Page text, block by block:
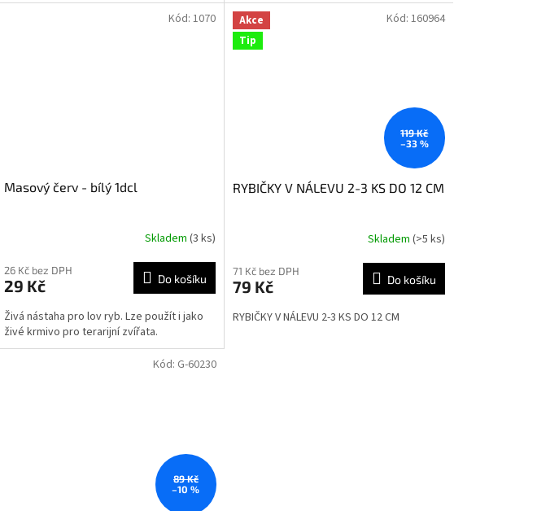
Masový červ - bílý 1dcl
produktu
je
z
5
hvězdiček.
Skladem (3 ks)
26 Kč bez DPH
29 Kč Do košíku
Živá nástaha pro lov ryb. Lze použít i jako
živé krmivo pro terarijní zvířata.
Kód: 1070
Akce
Tip
119 Kč
–33 %
RYBIČKY V NÁLEVU 2-3 KS DO 12 CM
produktu
je
z
Skladem (>5 ks)
71 Kč bez DPH
79 Kč Do košíku
RYBIČKY V NÁLEVU 2-3 KS DO 12 CM
Kód: 160964
89 Kč
–10 %
Kód: G-60230